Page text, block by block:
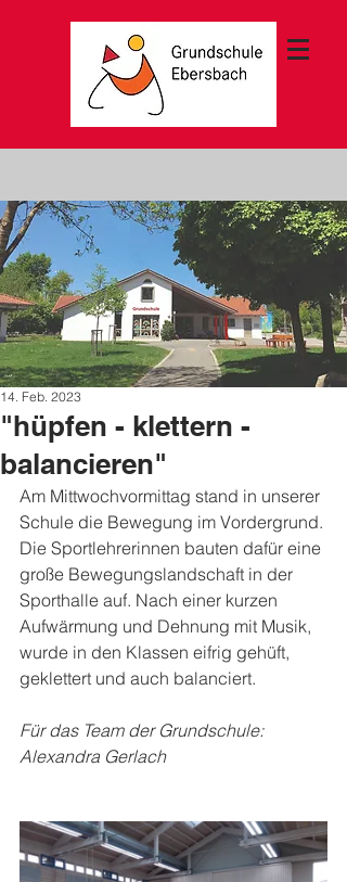
"hüpfen - klettern -
balancieren"
14. Feb. 2023
Am Mittwochvormittag stand in unserer
Schule die Bewegung im Vordergrund.
Die Sportlehrerinnen bauten dafür eine
große Bewegungslandschaft in der
Sporthalle auf. Nach einer kurzen
Aufwärmung und Dehnung mit Musik,
wurde in den Klassen eifrig gehüft,
geklettert und auch balanciert.
Für das Team der Grundschule:
Alexandra Gerlach